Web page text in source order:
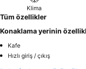
Klima
Tüm özellikler
Konaklama yerinin
Kafe
Hızlı giriş / çıkış